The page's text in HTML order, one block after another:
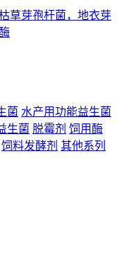
菌 水产用功能益生菌
生菌 脱霉剂 饲用酶
饲料发酵剂 其他系列